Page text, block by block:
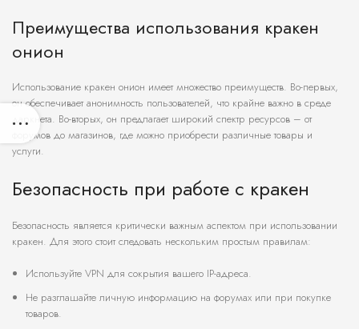
Преимущества использования кракен
онион
Использование кракен онион имеет множество преимуществ. Во-первых,
он обеспечивает анонимность пользователей, что крайне важно в среде
даркнета. Во-вторых, он предлагает широкий спектр ресурсов – от
форумов до магазинов, где можно приобрести различные товары и
услуги.
Безопасность при работе с кракен
Безопасность является критически важным аспектом при использовании
кракен. Для этого стоит следовать нескольким простым правилам:
Используйте VPN для сокрытия вашего IP-адреса.
Не разглашайте личную информацию на форумах или при покупке
товаров.